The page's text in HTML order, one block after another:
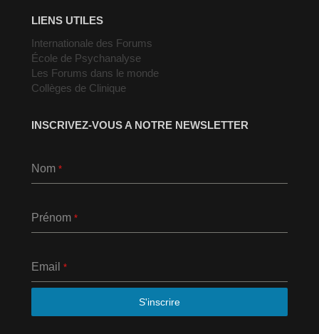
LIENS UTILES
Internationale des Forums
École de Psychanalyse
Les Forums dans le monde
Collèges de Clinique
INSCRIVEZ-VOUS A NOTRE NEWSLETTER
Nom *
Prénom *
Email *
S'inscrire